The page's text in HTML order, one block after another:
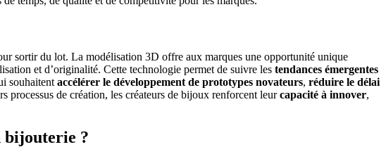
sortir du lot. La modélisation 3D offre aux marques une opportunité unique
et d’originalité. Cette technologie permet de suivre les tendances émergentes
souhaitent accélérer le développement de prototypes novateurs, réduire le délai
processus de création, les créateurs de bijoux renforcent leurcapacité à innover,
bijouterie ?